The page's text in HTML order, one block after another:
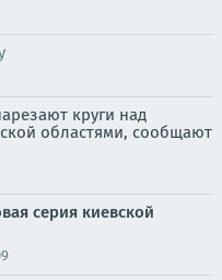
круги над
областями, сообщают
серия киевской